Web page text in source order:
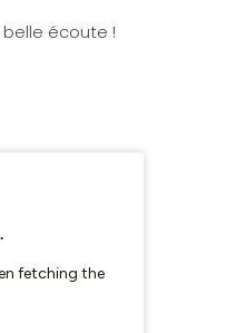
écoute !